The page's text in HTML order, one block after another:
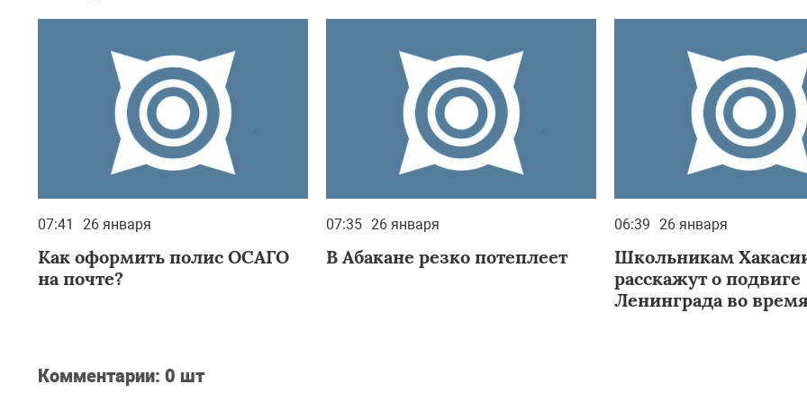
07:41 26 января
Как оформить полис ОСАГО
на почте?
07:35 26 января
В Абакане резко потеплеет
06:39 26 января
Школьникам
расскажут о подвиге
Ленинграда во
Комментарии: 0 шт